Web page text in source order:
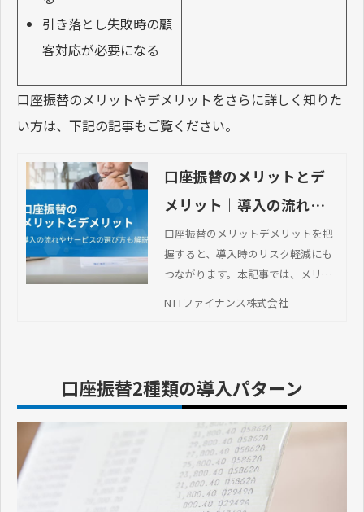
引き落とし失敗時の顧
客対応が必要になる
口座振替のメリットやデメリットをさらに詳しく知りた
い方は、下記の記事もご覧ください。
口座振替のメリットとデ
メリット｜導入の流れや
サービスの選び方も解説
口座振替のメリットデメリットを把
握すると、導入時のリスク軽減にも
つながります。本記事では、メリッ
ト・デメリットを事業者側・顧客側
NTTファイナンス株式会社
口座振替2種類の導入パターン